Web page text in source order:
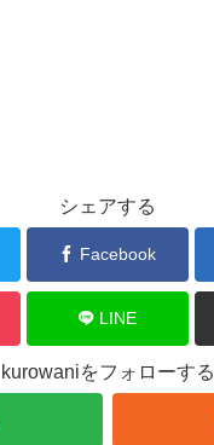
シェアする
Facebook
LINE
kurowaniをフォローする